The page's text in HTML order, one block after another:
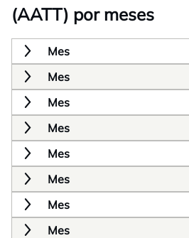
(AATT) por meses
Mes
Mes
Mes
Mes
Mes
Mes
Mes
Mes